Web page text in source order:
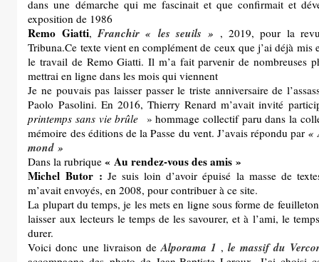
dans une démarche qui me fascinait et que confirmait et
exposition de 1986
Remo Giatti, Franchir « les seuils » , 2019, pour la
Tribuna.Ce texte vient en complément de ceux que j’ai déjà mis
le travail de Remo Giatti. Il m’a fait parvenir de nombreuses
mettrai en ligne dans les mois qui viennent
Je ne pouvais pas laisser passer le triste anniversaire de
Paolo Pasolini. En 2016, Thierry Renard m’avait invité
printemps sans vie brûle » hommage collectif paru dans la
mémoire des éditions de la Passe du vent. J’avais répondu par «
mond »
Dans la rubrique« Au rendez-vous des amis »
Michel Butor : Je suis loin d’avoir épuisé la masse de
m’avait envoyés, en 2008, pour contribuer à ce site.
La plupart du temps, je les mets en ligne sous forme de
laisser aux lecteurs le temps de les savourer, et à l’ami, le
durer.
Voici donc une livraison de Alporama 1 , le massif du